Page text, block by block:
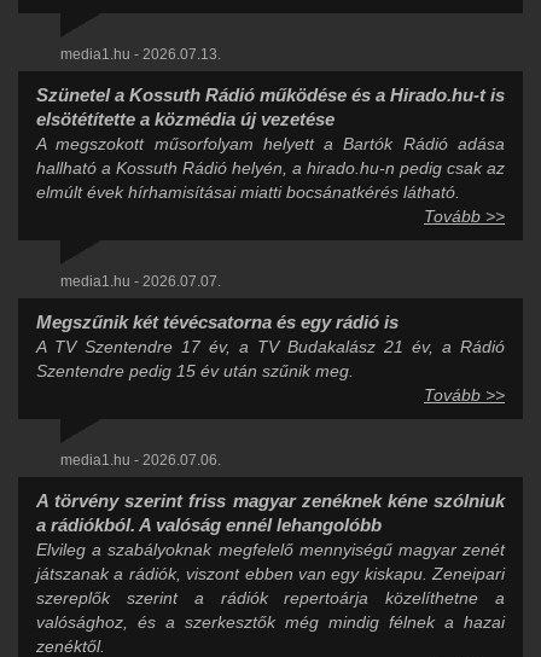
media1.hu - 2026.07.13.
Szünetel a Kossuth Rádió működése és a Hirado.hu-t is
elsötétítette a közmédia új vezetése
A megszokott műsorfolyam helyett a Bartók Rádió adása
hallható a Kossuth Rádió helyén, a hirado.hu-n pedig csak az
elmúlt évek hírhamisításai miatti bocsánatkérés látható.
Tovább >>
media1.hu - 2026.07.07.
Megszűnik két tévécsatorna és egy rádió is
A TV Szentendre 17 év, a TV Budakalász 21 év, a Rádió
Szentendre pedig 15 év után szűnik meg.
Tovább >>
media1.hu - 2026.07.06.
A törvény szerint friss magyar zenéknek kéne szólniuk
a rádiókból. A valóság ennél lehangolóbb
Elvileg a szabályoknak megfelelő mennyiségű magyar zenét
játszanak a rádiók, viszont ebben van egy kiskapu. Zeneipari
szereplők szerint a rádiók repertoárja közelíthetne a
valósághoz, és a szerkesztők még mindig félnek a hazai
zenéktől.